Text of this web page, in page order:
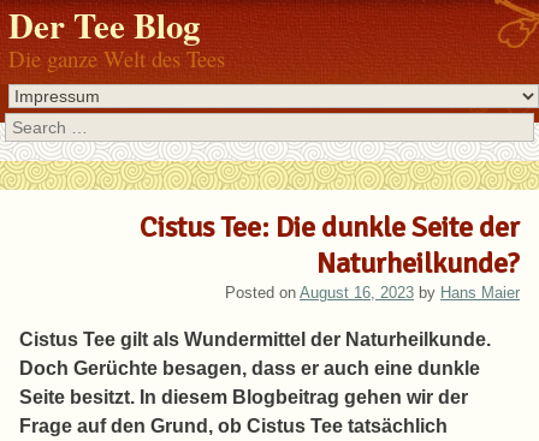
Der Tee Blog
Die ganze Welt des Tees
Search
Cistus Tee: Die dunkle Seite der
Naturheilkunde?
Posted on August 16, 2023 by Hans Maier
Cistus Tee gilt als Wundermittel der Naturheilkunde.
Doch Gerüchte besagen, dass er auch eine dunkle
Seite besitzt. In diesem Blogbeitrag gehen wir der
Frage auf den Grund, ob Cistus Tee tatsächlich